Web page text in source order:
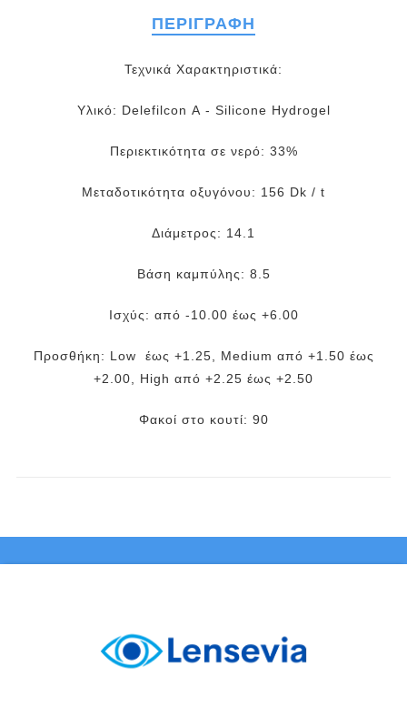
ΠΕΡΙΓΡΑΦΉ
Τεχνικά Χαρακτηριστικά:
Υλικό: Delefilcon A - Silicone Hydrogel
Περιεκτικότητα σε νερό: 33%
Μεταδοτικότητα οξυγόνου: 156 Dk / t
Διάμετρος: 14.1
Βάση καμπύλης: 8.5
Ισχύς: από -10.00 έως +6.00
Προσθήκη: Low έως +1.25, Medium από +1.50 έως
+2.00, High από +2.25 έως +2.50
Φακοί στο κουτί: 90